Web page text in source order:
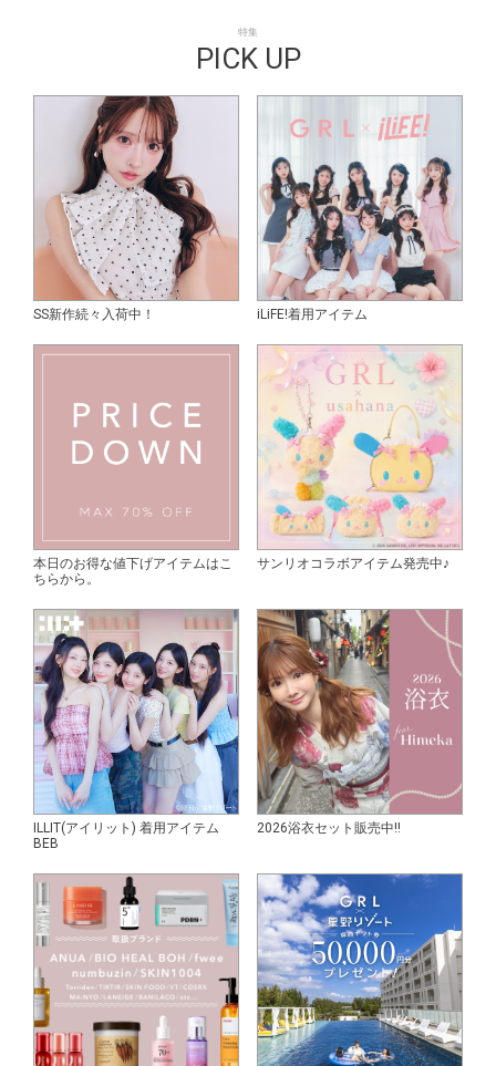
特集
PICK UP
SS新作続々入荷中！ iLiFE!着用アイテム
本日のお得な値下げアイテムはこ
ちらから。
サンリオコラボアイテム発売中♪
ILLIT(アイリット) 着用アイテム
BEB
2026浴衣セット販売中!!